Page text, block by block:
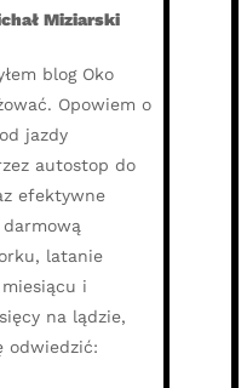
Miziarski
blog Oko
Opowiem o
jazdy
autostop do
efektywne
latanie
i
na lądzie,
odwiedzić: